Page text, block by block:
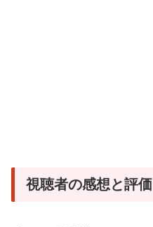
視聴者の感想と評価